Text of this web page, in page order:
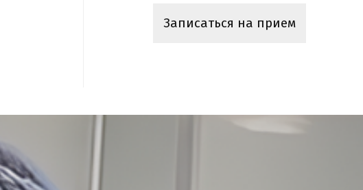
Записаться на прием